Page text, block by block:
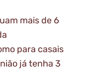
mais de 6
para casais
já tenha 3